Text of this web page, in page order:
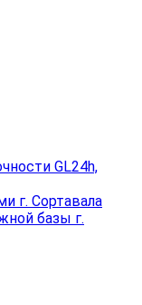
GL24h,
г. Сортавала
базы г.